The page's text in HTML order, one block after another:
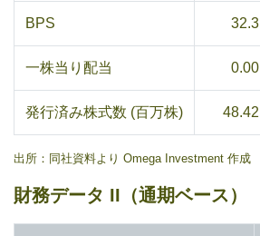
BPS 32.3
一株当り配当 0.00
発行済み株式数 (百万株) 48.42
出所：同社資料より Omega Investment 作成
財務データ II（通期ベース）